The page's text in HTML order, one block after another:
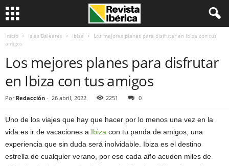
Inicio Islas Baleares Ibiza
Los mejores planes para disfrutar en Ibiza con tus
amigos
Los mejores planes para disfrutar
en Ibiza con tus amigos
Por Redacción - 26 abril, 2022 2251 0
Uno de los viajes que hay que hacer por lo menos una vez en la
vida es ir de vacaciones a Ibiza con tu panda de amigos, una
experiencia que sin duda será inolvidable. Ibiza es el destino
estrella de cualquier verano, por eso cada año acuden miles de